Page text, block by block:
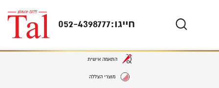
חייגו:052-4398777
התאמה אישית
מוצרי הצללה